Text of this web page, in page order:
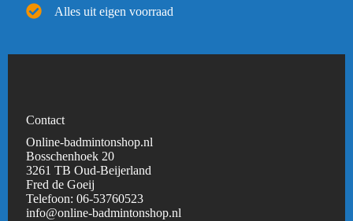
Alles uit eigen voorraad
Contact
Online-badmintonshop.nl
Bosschenhoek 20
3261 TB Oud-Beijerland
Fred de Goeij
Telefoon:06-53760523
info@online-badmintonshop.nl